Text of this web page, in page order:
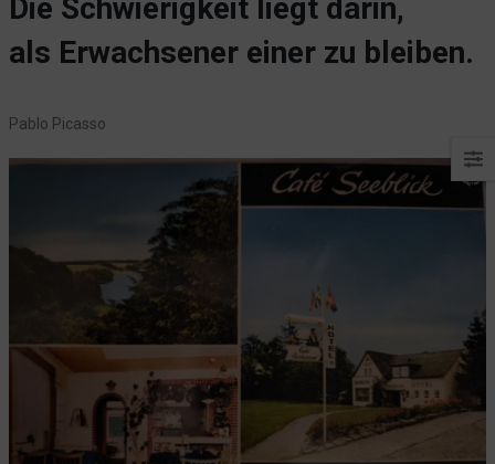
Die Schwierigkeit liegt darin,
als Erwachsener einer zu bleiben.
Pablo Picasso
Das Loch
Was pink ist, wird nicht geklaut!
Die hat aber gesagt...
Papa? Heute übernachten wir im Hotel!
Kurz und Knapp - 8,7 / 10
Lavazza Automaten und so...
Mats Lukas: Klick und weg!
Rauchen verboten!
Besondere Wünsche? Bitte sehr!
Anonyme Bewertungen